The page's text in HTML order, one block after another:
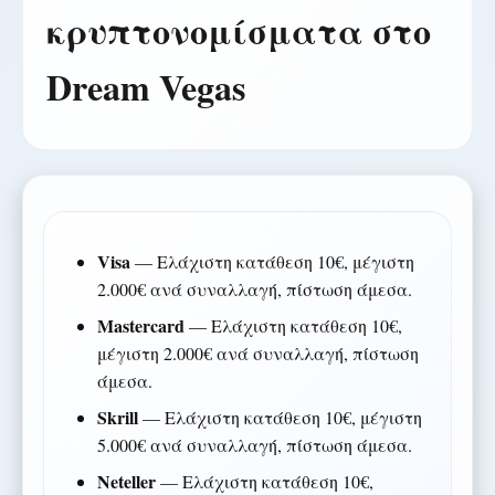
κρυπτονομίσματα στο
Dream Vegas
Visa— Ελάχιστη κατάθεση 10€, μέγιστη
2.000€ ανά συναλλαγή, πίστωση άμεσα.
Mastercard— Ελάχιστη κατάθεση 10€,
μέγιστη 2.000€ ανά συναλλαγή, πίστωση
άμεσα.
Skrill— Ελάχιστη κατάθεση 10€, μέγιστη
5.000€ ανά συναλλαγή, πίστωση άμεσα.
Neteller— Ελάχιστη κατάθεση 10€,